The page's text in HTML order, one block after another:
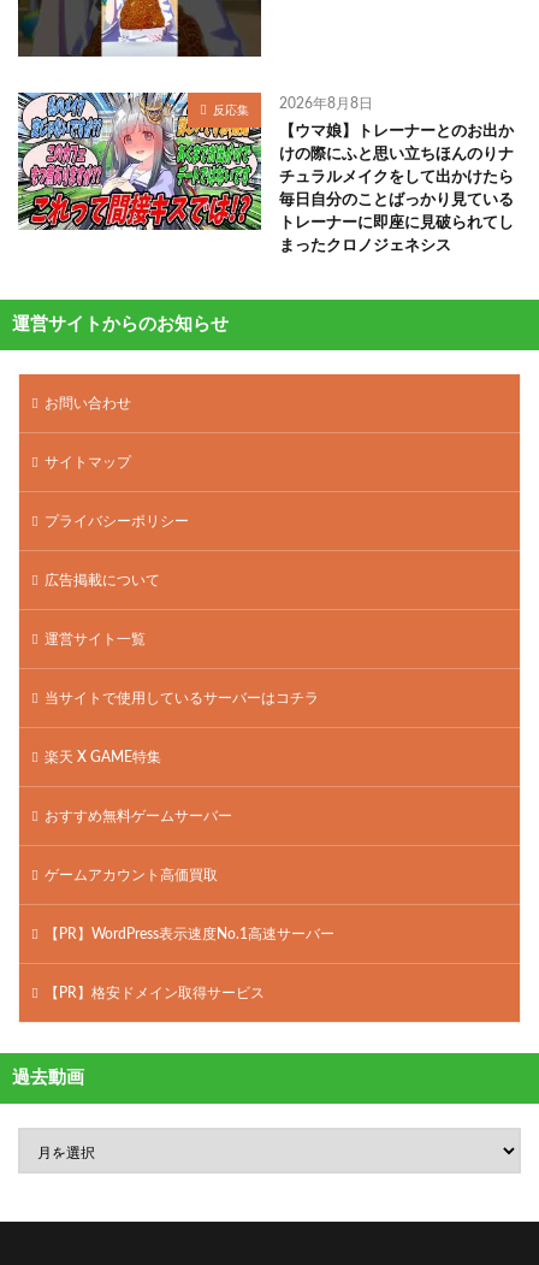
反応集 2026年8月8日
【ウマ娘】トレーナーとのお出か
けの際にふと思い立ちほんのりナ
チュラルメイクをして出かけたら
毎日自分のことばっかり見ている
トレーナーに即座に見破られてし
まったクロノジェネシス
運営サイトからのお知らせ
お問い合わせ
サイトマップ
プライバシーポリシー
広告掲載について
運営サイト一覧
当サイトで使用しているサーバーはコチラ
楽天 X GAME特集
おすすめ無料ゲームサーバー
ゲームアカウント高価買取
【PR】WordPress表示速度No.1高速サーバー
【PR】格安ドメイン取得サービス
過去動画